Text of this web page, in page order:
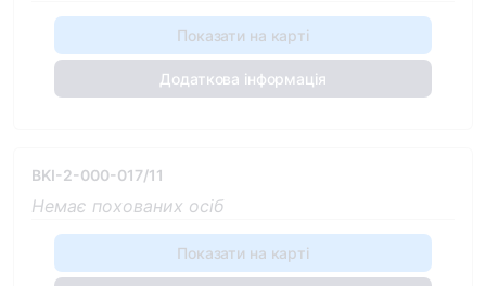
Показати на карті
Додаткова інформація
BKI-2-000-017/11
Немає похованих осіб
Показати на карті